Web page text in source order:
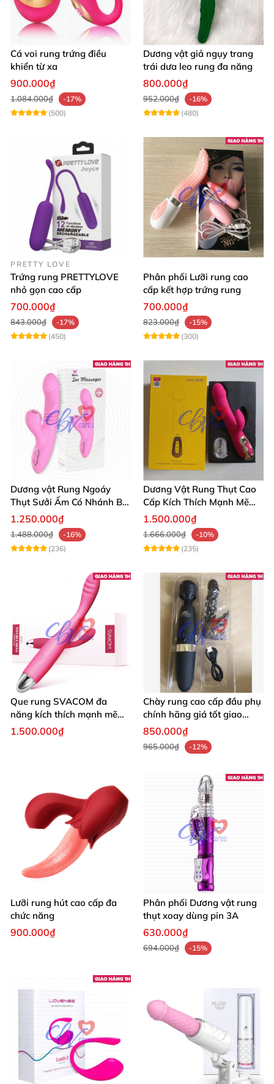
Cá voi rung trứng điều
khiển từ xa
900.000₫
1.084.000₫
-17%
(500)
Dương vật giả ngụy trang
trái dưa leo rung đa năng
800.000₫
952.000₫
-16%
(480)
PRETTY LOVE
Trứng rung PRETTYLOVE
nhỏ gọn cao cấp
700.000₫
843.000₫
-17%
(450)
Phân phối Lưỡi rung cao
cấp kết hợp trứng rung
700.000₫
823.000₫
-15%
(300)
Dương vật Rung Ngoáy
Thụt Sưởi Ấm Có Nhánh Bú
Mút
1.250.000₫
1.488.000₫
-16%
(236)
Dương Vật Rung Thụt Cao
Cấp Kích Thích Mạnh Mẽ
Hàng Chính Hãng
1.500.000₫
1.666.000₫
-10%
(235)
Que rung SVACOM đa
năng kích thích mạnh mẽ
trải nghiệm mới
1.500.000₫
Chày rung cao cấp đầu phụ
chính hãng giá tốt giao
nhanh
850.000₫
965.000₫ -12%
Lưỡi rung hút cao cấp đa
chức năng
900.000₫
Phân phối Dương vật rung
thụt xoay dùng pin 3A
630.000₫
694.000₫ -15%